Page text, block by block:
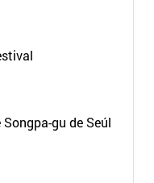
gu de Seúl